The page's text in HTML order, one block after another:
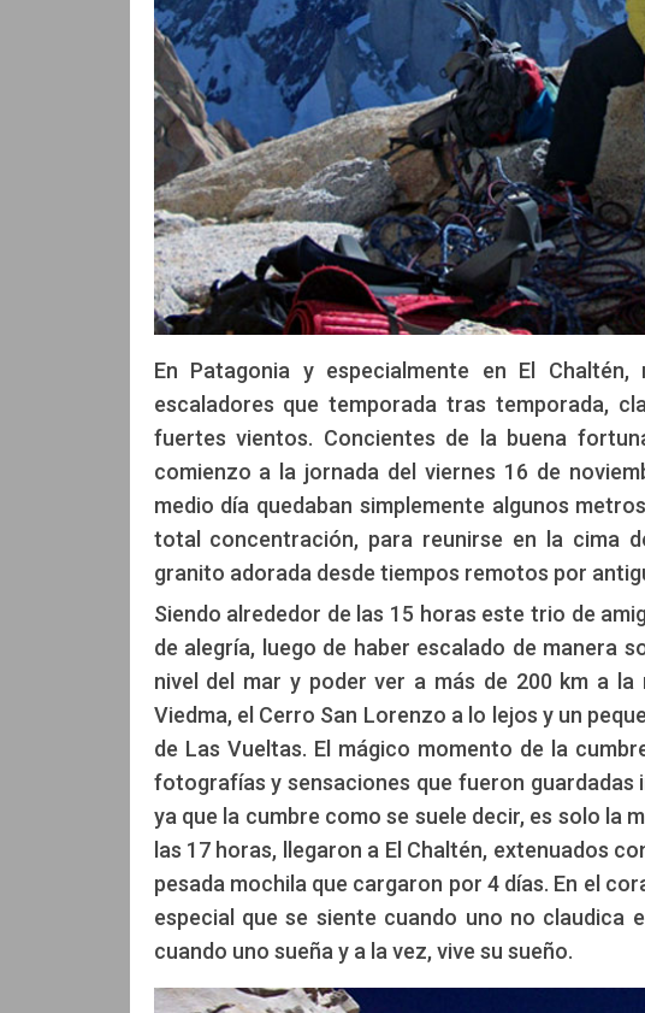
En Patagonia y especialmente en El
escaladores que temporada tras temporada,
fuertes vientos. Concientes de la buena
comienzo a la jornada del viernes 16 de
medio día quedaban simplemente algunos
total concentración, para reunirse en la cima
granito adorada desde tiempos remotos por
Siendo alrededor de las 15 horas este trio de
de alegría, luego de haber escalado de manera
nivel del mar y poder ver a más de 200 km a la
Viedma, el Cerro San Lorenzo a lo lejos y un
de Las Vueltas. El mágico momento de la
fotografías y sensaciones que fueron
ya que la cumbre como se suele decir, es solo la
las 17 horas, llegaron a El Chaltén, extenuados
pesada mochila que cargaron por 4 días. En el
especial que se siente cuando uno no claudica
cuando uno sueña y a la vez, vive su sueño.